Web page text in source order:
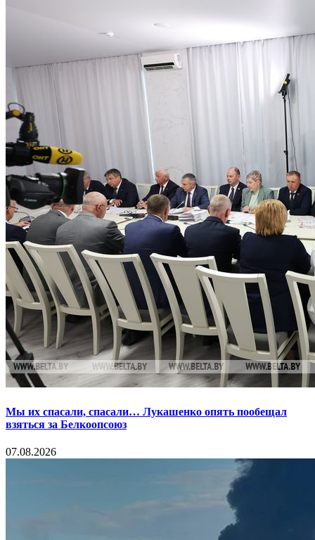
Мы их спасали, спасали… Лукашенко опять пообещал
взяться за Белкоопсоюз
07.08.2026